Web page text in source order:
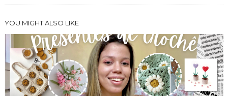
YOU MIGHT ALSO LIKE